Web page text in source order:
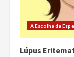
A Escolha da
Lúpus